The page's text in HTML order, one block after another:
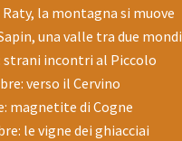
Raty, la montagna si muove
una valle tra due mondi
strani incontri al Piccolo
verso il Cervino
magnetite di Cogne
le vigne dei ghiacciai